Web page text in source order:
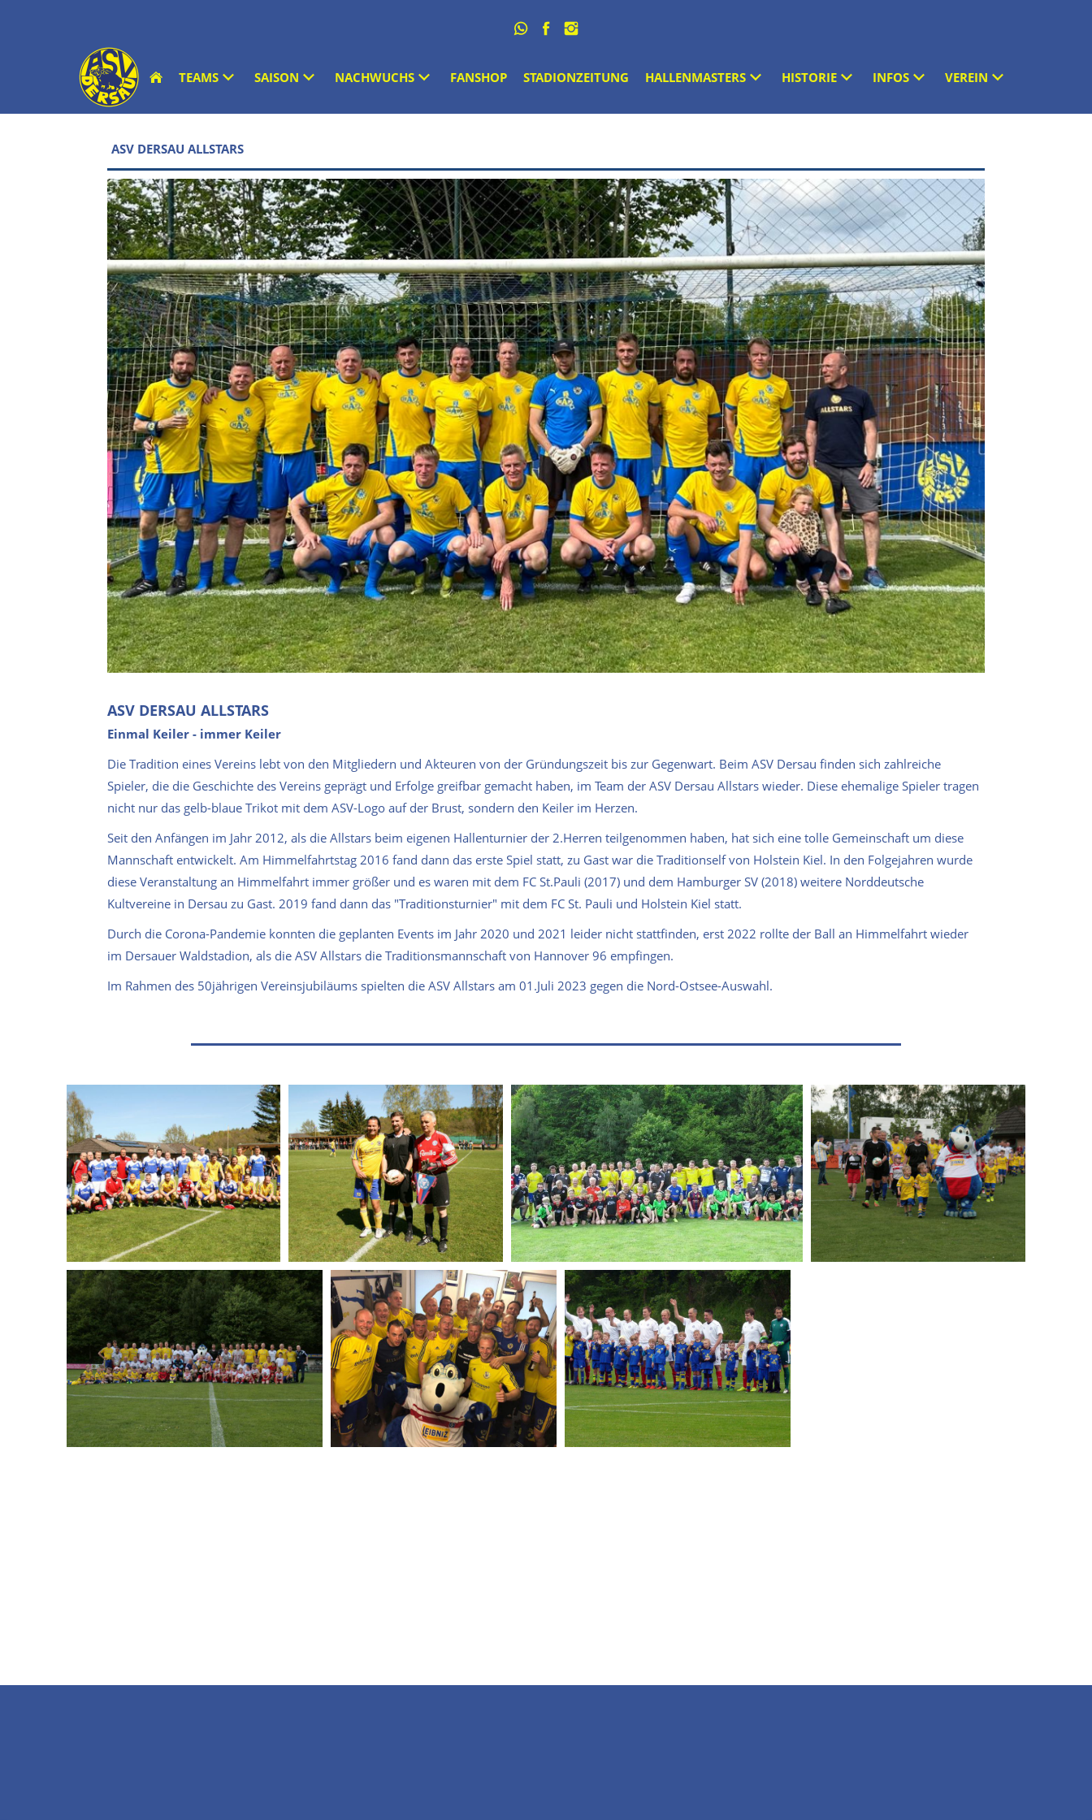
TEAMS SAISON NACHWUCHS FANSHOP STADIONZEITUNG HALLENMASTERS HISTORIE INFOS VEREIN
ASV DERSAU ALLSTARS
ASV DERSAU ALLSTARS
Einmal Keiler - immer Keiler
Die Tradition eines Vereins lebt von den Mitgliedern und Akteuren von der Gründungszeit bis zur Gegenwart. Beim ASV Dersau finden sich zahlreiche
Spieler, die die Geschichte des Vereins geprägt und Erfolge greifbar gemacht haben, im Team der ASV Dersau Allstars wieder. Diese ehemalige Spieler tragen
nicht nur das gelb-blaue Trikot mit dem ASV-Logo auf der Brust, sondern den Keiler im Herzen.
Seit den Anfängen im Jahr 2012, als die Allstars beim eigenen Hallenturnier der 2.Herren teilgenommen haben, hat sich eine tolle Gemeinschaft um diese
Mannschaft entwickelt. Am Himmelfahrtstag 2016 fand dann das erste Spiel statt, zu Gast war die Traditionself von Holstein Kiel. In den Folgejahren wurde
diese Veranstaltung an Himmelfahrt immer größer und es waren mit dem FC St.Pauli (2017) und dem Hamburger SV (2018) weitere Norddeutsche
Kultvereine in Dersau zu Gast. 2019 fand dann das "Traditionsturnier" mit dem FC St. Pauli und Holstein Kiel statt.
Durch die Corona-Pandemie konnten die geplanten Events im Jahr 2020 und 2021 leider nicht stattfinden, erst 2022 rollte der Ball an Himmelfahrt wieder
im Dersauer Waldstadion, als die ASV Allstars die Traditionsmannschaft von Hannover 96 empfingen.
Im Rahmen des 50jährigen Vereinsjubiläums spielten die ASV Allstars am 01.Juli 2023 gegen die Nord-Ostsee-Auswahl.